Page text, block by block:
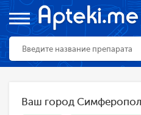
ДА НЕТ, ДРУГОЙ
Ваш город
Главная Каталог
онкологических заболеваний